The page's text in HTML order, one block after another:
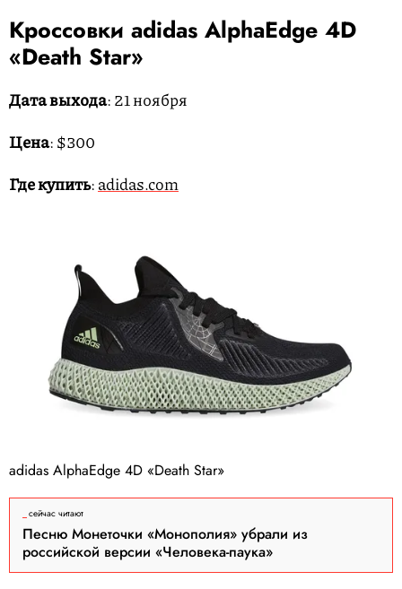
Кроссовки adidas AlphaEdge 4D
«Death Star»
Дата выхода: 21 ноября
Цена: $300
Где купить:adidas.com
adidas AlphaEdge 4D «Death Star»
сейчас читают
Песню Монеточки «Монополия» убрали из
российской версии «Человека-паука»